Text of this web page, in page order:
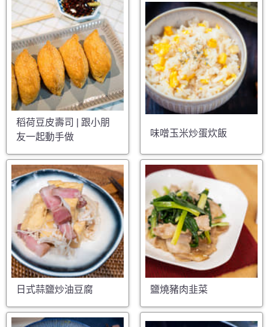
稻荷豆皮壽司 | 跟小朋
友一起動手做
味噌玉米炒蛋炊飯
日式蒜鹽炒油豆腐 鹽燒豬肉韭菜